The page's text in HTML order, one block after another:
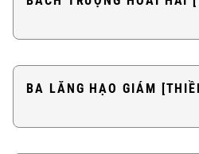
BA LĂNG HẠO GIÁM